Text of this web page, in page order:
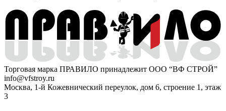
Торговая марка ПРАВИЛО принадлежит ООО “ВФ СТРОЙ”
info@vfstroy.ru
Москва, 1-й Кожевнический переулок, дом 6, строение 1, этаж
3